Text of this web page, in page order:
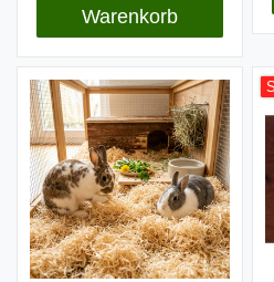
Warenkorb